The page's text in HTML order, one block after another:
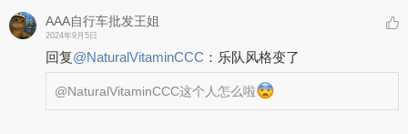
AAA自行车批发王姐
2024年9月5日
回复@NaturalVitaminCCC ： 乐队风格变了
@NaturalVitaminCCC这个人怎么啦